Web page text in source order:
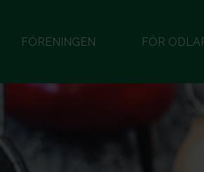
FÖRENINGEN FÖR